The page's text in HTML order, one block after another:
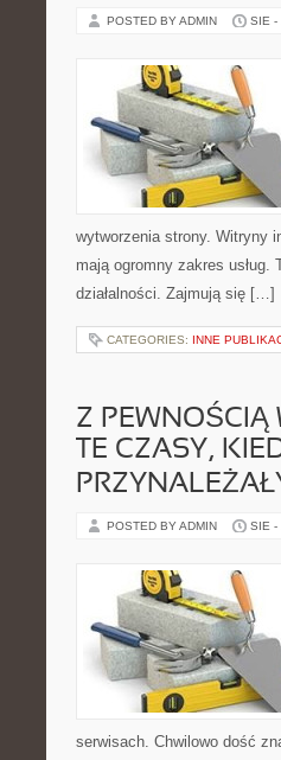
POSTED BY ADMIN SIE -
wytworzenia strony. Witryny
mają ogromny zakres usług.
działalności. Zajmują się […]
CATEGORIES: INNE
Z PEWNOŚCIĄ
TE CZASY,
POSTED BY ADMIN SIE -
serwisach. Chwilowo dość